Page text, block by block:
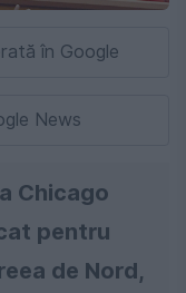
în Google
News
Chicago
pentru
de Nord,